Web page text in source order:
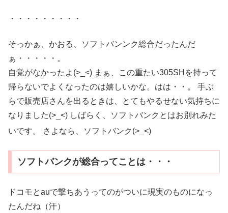
・・・・・・・・・
そっかぁ、かおる、ソフトバンンク総合だったんだ
ぁ・・・・・。
自覚がなかったよ(>_<) まぁ、この重たい305SHを持って
帰らないでよくなったのは嬉しいかな。はは・・。 手ぶ
らで販売店さんを出るときは、とてもやるせない気持ちに
なりました(>_<) しばらく、ソフトバンクとはお別れみた
いです。 さよなら、ソフトバンク(>_<)
ソフトバンクが総合ってことは・・・
ドコモとauで撃ちあうってのがついに現実のものになっ
たんだね（汗）